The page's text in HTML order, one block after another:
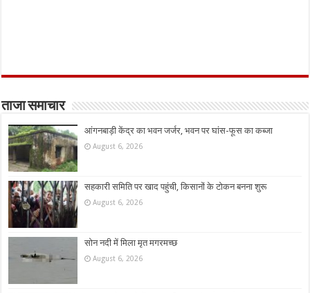
ताजा समाचार
आंगनबाड़ी केंद्र का भवन जर्जर, भवन पर घांस-फूस का कब्जा
August 6, 2026
सहकारी समिति पर खाद पहुंची, किसानों के टोकन बनना शुरू
August 6, 2026
सोन नदी में मिला मृत मगरमच्छ
August 6, 2026